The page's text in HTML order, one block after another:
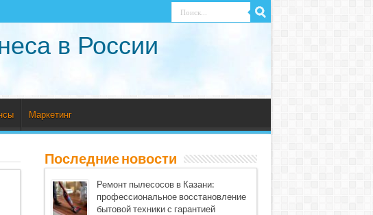
в России
Маркетинг
Последние новости
Ремонт пылесосов в Казани:
профессиональное восстановление
бытовой техники с гарантией